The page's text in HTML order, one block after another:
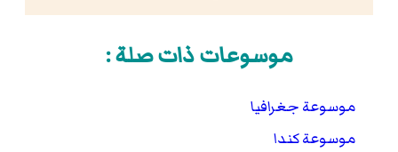
موسوعات ذات صلة :
موسوعة جغرافيا
موسوعة كندا